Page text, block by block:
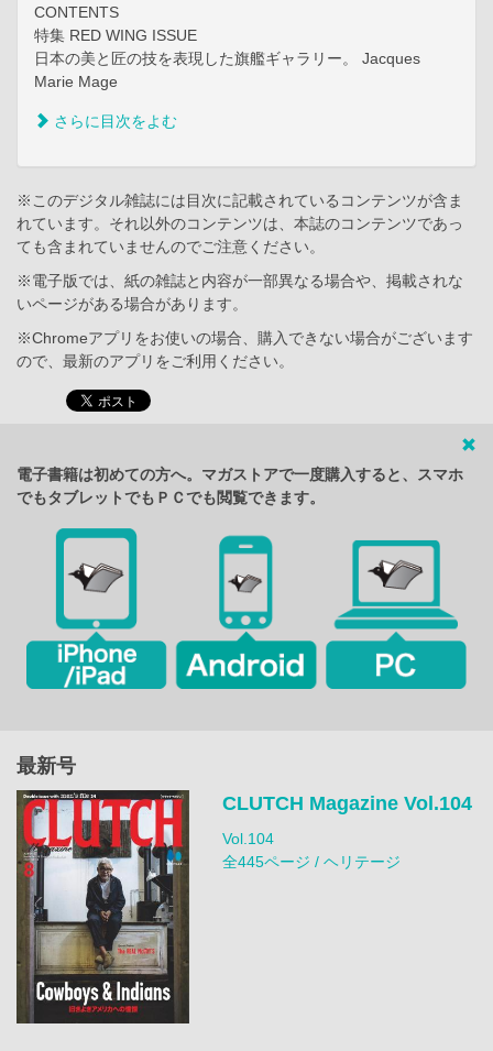
CONTENTS
特集 RED WING ISSUE
日本の美と匠の技を表現した旗艦ギャラリー。 Jacques
Marie Mage
さらに目次をよむ
※このデジタル雑誌には目次に記載されているコンテンツが含ま
れています。それ以外のコンテンツは、本誌のコンテンツであっ
ても含まれていませんのでご注意ください。
※電子版では、紙の雑誌と内容が一部異なる場合や、掲載されな
いページがある場合があります。
※Chromeアプリをお使いの場合、購入できない場合がございます
ので、最新のアプリをご利用ください。
電子書籍は初めての方へ。マガストアで一度購入すると、スマホ
でもタブレットでもＰＣでも閲覧できます。
最新号
CLUTCH Magazine Vol.104
Vol.104
全445ページ / ヘリテージ